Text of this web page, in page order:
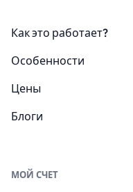
Как это работает?
Особенности
Цены
Блоги
МОЙ СЧЕТ